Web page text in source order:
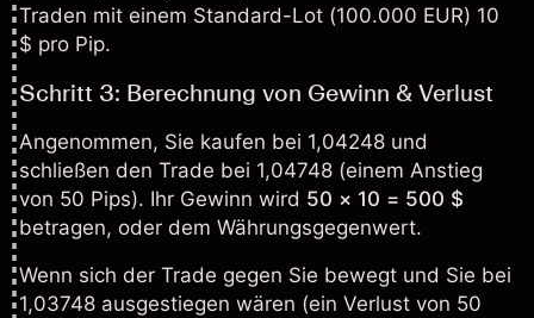
Traden mit einem Standard-Lot (100.000 EUR) 10
$ pro Pip.
Schritt 3: Berechnung von Gewinn & Verlust
Angenommen, Sie kaufen bei 1,04248 und
schließen den Trade bei 1,04748 (einem Anstieg
von 50 Pips). Ihr Gewinn wird 50 × 10 = 500 $
betragen, oder dem Währungsgegenwert.
Wenn sich der Trade gegen Sie bewegt und Sie bei
1,03748 ausgestiegen wären (ein Verlust von 50